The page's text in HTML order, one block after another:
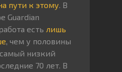
пути к этому. В
Guardian
есть лишь
, чем у половины
низкий
70 лет. В